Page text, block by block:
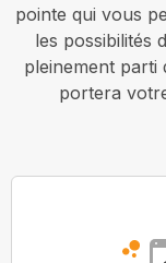
pointe qui vous
les possibilités
pleinement parti
portera